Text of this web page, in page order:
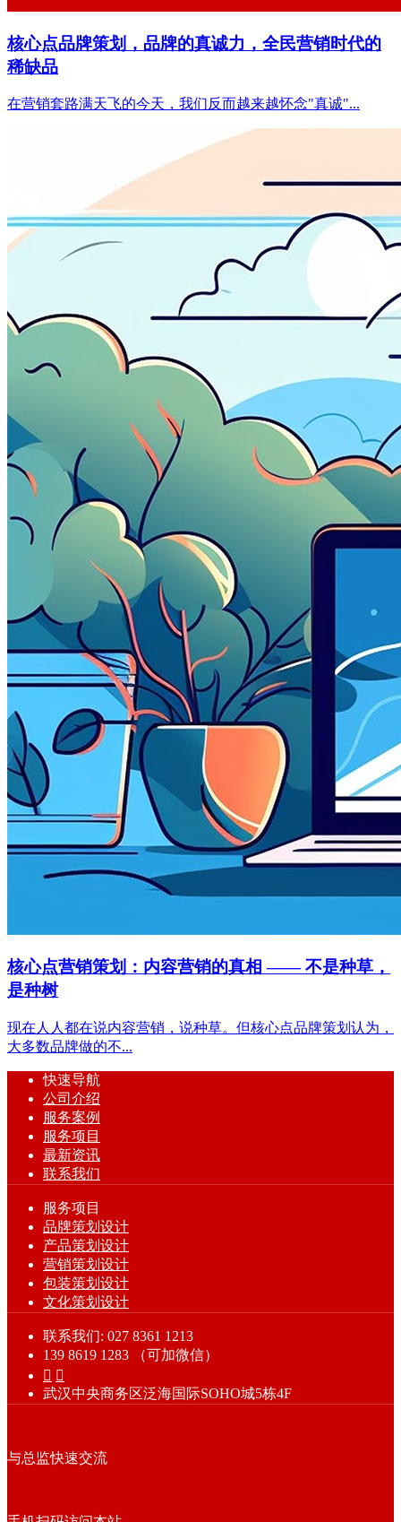
核心点品牌策划，品牌的真诚力，全民营销时代的
稀缺品
在营销套路满天飞的今天，我们反而越来越怀念"真诚"...
核心点营销策划：内容营销的真相 —— 不是种草，
是种树
现在人人都在说内容营销，说种草。但核心点品牌策划认为，
大多数品牌做的不...
快速导航
公司介绍
服务案例
服务项目
最新资讯
联系我们
服务项目
品牌策划设计
产品策划设计
营销策划设计
包装策划设计
文化策划设计
联系我们: 027 8361 1213
139 8619 1283 （可加微信）
 
武汉中央商务区泛海国际SOHO城5栋4F
与总监快速交流